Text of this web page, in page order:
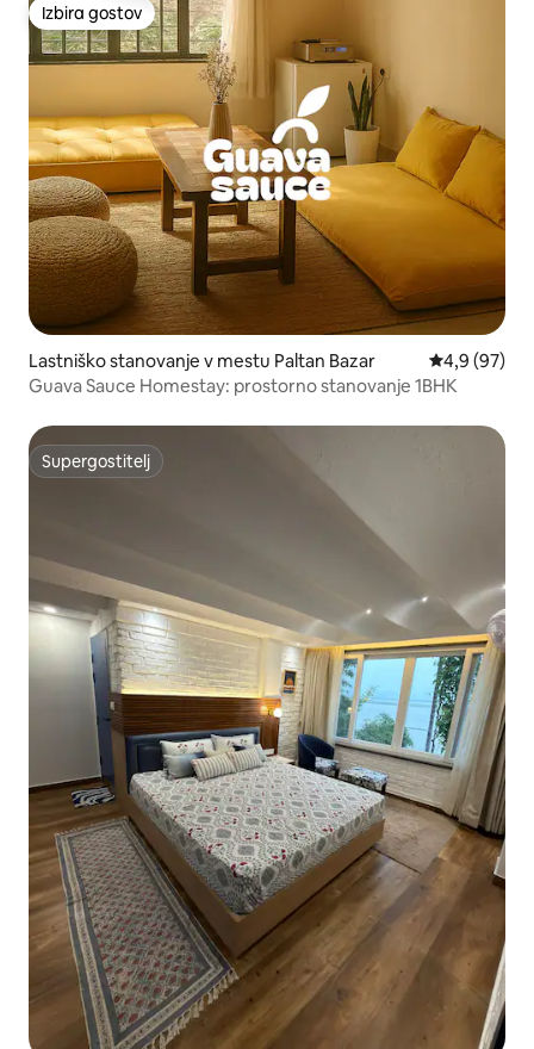
Izbira gostov
Izbira gostov
Lastniško stanovanje v mestu Paltan Bazar Povprečna
4,9 (97)
Guava Sauce Homestay: prostorno stanovanje 1BHK
Supergostitelj
Supergostitelj